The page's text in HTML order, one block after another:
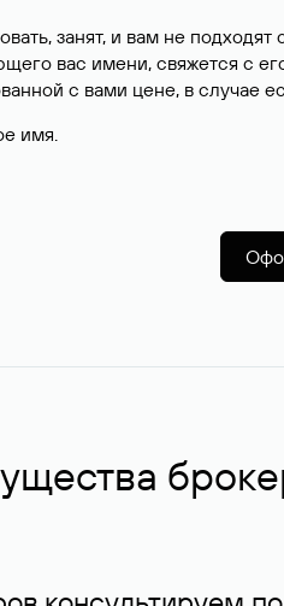
занят, и вам не
вас имени, свяжется с
с вами цене, в
имя.